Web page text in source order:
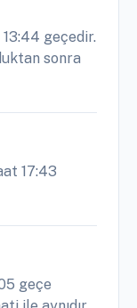
geçedir.
sonra
17:43
geçe